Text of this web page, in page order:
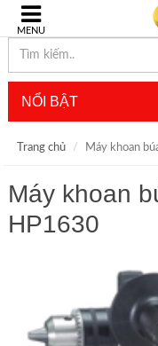
MENU
NỔI BẬT
Trang chủ Máy khoan
Máy khoan
HP1630